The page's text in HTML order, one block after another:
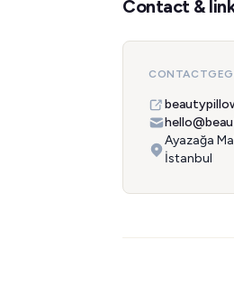
Contact &
Ayazağa
İstanbul